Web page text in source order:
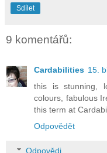
Sdílet
9 komentářů:
Cardabilities 15.
this is stunning,
colours, fabulous
this term at
Odpovědět
Odpovědi